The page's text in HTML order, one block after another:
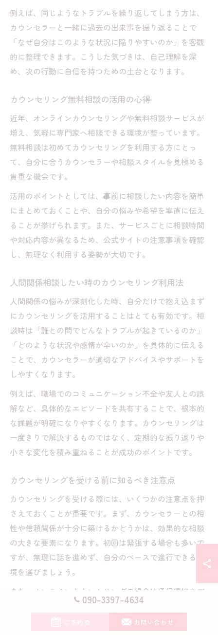
例えば、同じようなトラブルを繰り返してしまう方は、
カウンセラーと一緒に過去の出来事を振り返ることで
「なぜ自分はこのような状況に陥りやすいのか」を客観
的に整理できます。こうした気づきは、自己理解を深
め、次の行動に自信を持つための土台となります。
カウンセリング無料相談の活用の心得
近年、オンラインカウンセリングや無料相談サービスが
増え、気軽に専門家へ相談できる環境が整っています。
無料相談は初めてカウンセリングを利用する方にとっ
て、自分に合うカウンセラーや相談スタイルを見極める
貴重な機会です。
活用のポイントとしては、事前に相談したい内容を簡単
にまとめておくことや、自分の悩みや希望を率直に伝え
ることが挙げられます。また、サービスごとに相談時間
や対応内容が異なるため、公式サイトの注意事項を確認
し、無理なく利用する姿勢が大切です。
人間関係相談したい時のカウンセリング利用法
人間関係の悩みが深刻化した時、自分だけで抱え込まず
にカウンセリングを活用することはとても有効です。相
談時は「誰との間でどんなトラブルが起きているのか」
「どのような状況や感情が辛いのか」を具体的に伝える
ことで、カウンセラーが適切なアドバイスやサポートを
しやすくなります。
例えば、職場でのコミュニケーション不全や友人との誤
解など、具体的なエピソードを共有することで、根本的
な課題が明確になりやすくなります。カウンセリングは
一度きりで解決するものではなく、定期的な振り返りや
小さな変化を積み重ねることが成功のポイントです。
カウンセリングを受ける前に知るべき注意点
カウンセリングを受ける際には、いくつかの注意点を押
さえておくことが重要です。まず、カウンセラーとの相
性や信頼関係が十分に築けるかどうかは、効果的な相談
の大きな要素になります。初回は緊張する場合も多いで
すが、無理に話を進めず、自分のペースで進行できる環
境を選びましょう。
また、オンラインカウンセリングの場合は通信環境やプ
ライバシーの確保にも注意が必要です。相談内容によっ
ては一度で解決できないケースもあるため、焦らず継続
090-3397-4634
ご予約 お問い合わせ